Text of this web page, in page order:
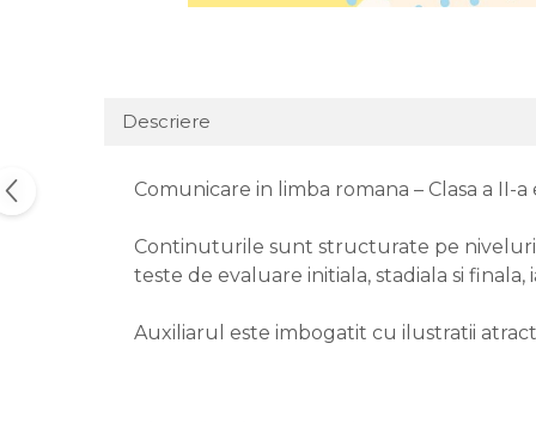
Descriere
Comunicare in limba romana – Clasa a II-
Continuturile sunt structurate pe niveluri
teste de evaluare initiala, stadiala si
Auxiliarul este imbogatit cu ilustratii